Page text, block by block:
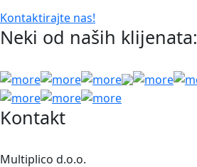
Kontaktirajte nas!
Neki od naših klijenata:
Kontakt
Multiplico d.o.o.